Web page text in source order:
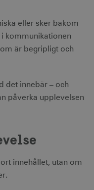
eller sker bakom
i kommunikationen
är begripligt och
det innebär – och
påverka upplevelsen
innehållet, utan om